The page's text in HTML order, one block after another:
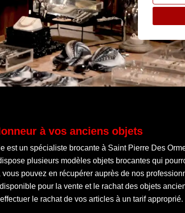
à vos anciens objets
est un spécialiste brocante à Saint Pierre Des
plusieurs modèles objets brocantes qui
pouvez en récupérer auprès de nos
pour la vente et le rachat des objets
le rachat de vos articles à un tarif approprié.